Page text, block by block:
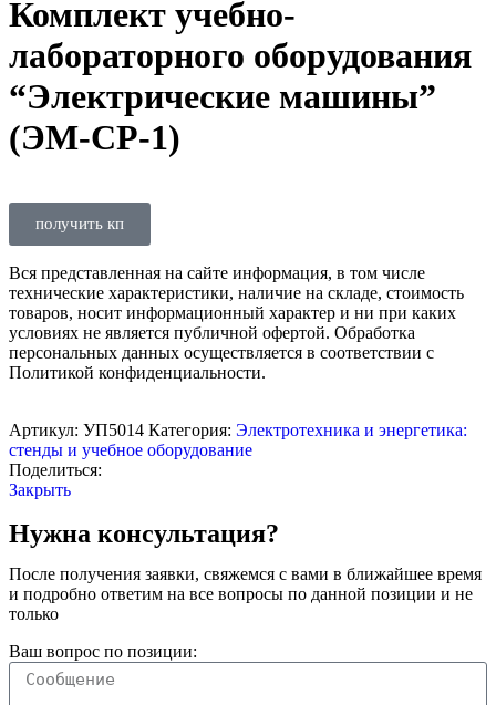
Комплект учебно-
лабораторного оборудования
“Электрические машины”
(ЭМ-СР-1)
получить кп
Вся представленная на сайте информация, в том числе
технические характеристики, наличие на складе, стоимость
товаров, носит информационный характер и ни при каких
условиях не является публичной офертой. Обработка
персональных данных осуществляется в соответствии с
Политикой конфиденциальности.
Артикул: УП5014 Категория: Электротехника и энергетика:
стенды и учебное оборудование
Поделиться:
Закрыть
Нужна консультация?
После получения заявки, свяжемся с вами в ближайшее время
и подробно ответим на все вопросы по данной позиции и не
только
Ваш вопрос по позиции: